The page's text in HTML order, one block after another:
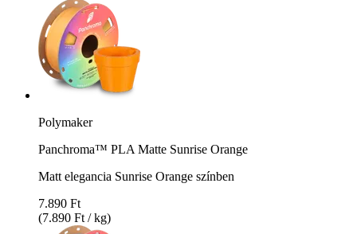
Polymaker
Panchroma™ PLA Matte Sunrise Orange
Matt elegancia Sunrise Orange színben
7.890 Ft
(7.890 Ft / kg)